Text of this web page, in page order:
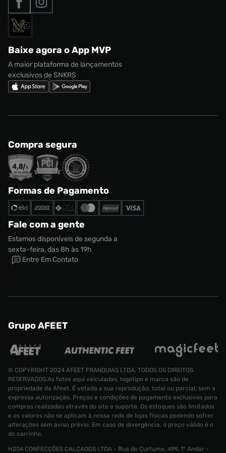
Camiseta
Tamanho:
M
R$ 249,99
R$ 159,99
Acessórios
Marcas
adidas Adi2000
adidas Campus
Nike Shox
Termos de uso
Política de privacidade
Regulamento CRM/ CASHBACK
Regulamento Cupom
Formas de Pagamento
Solicite seus dados
Baixe agora o App MVP
A maior plataforma de lançamentos
exclusivos de SNKRS
Compra segura
Formas de Pagamento
Fale com a gente
Estamos disponíveis de segunda a
sexta-feira, das 8h às 19h
Entre Em Contato
Grupo AFEET
© COPYRIGHT 2024 AFEET FRANQUIAS LTDA. TODOS OS DIREITOS
RESERVADOS.As fotos aqui veiculadas, logotipo e marca são de
propriedade da Afeet. É vetada a sua reprodução, total ou parcial, sem a
expressa autorização. Preços e condições de pagamento exclusivos para
compras realizadas através do site e suporte. Os estoques são limitados
e os valores não se aplicam à nossa rede de lojas físicas podendo sofrer
alterações sem aviso prévio. Em caso de divergência, o preço válido é o
do carrinho.
H2S4 CONFECÇÕES CALÇADOS LTDA - Rua do Curtume, 499, 1° Andar -